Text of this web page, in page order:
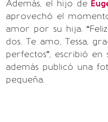
Además, el hijo de
aprovechó el
amor por su hija.
dos. Te amo, Tessa,
perfectos”, escribió
además publicó una
pequeña.